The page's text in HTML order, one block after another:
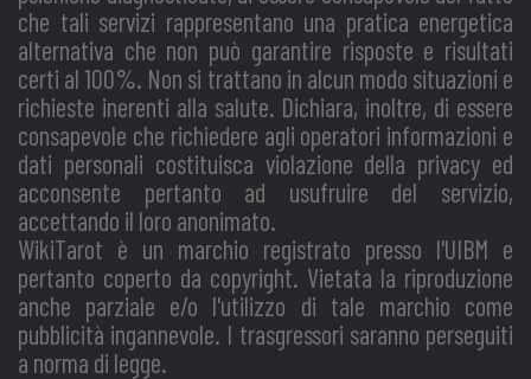
che tali servizi rappresentano una pratica energetica
alternativa che non può garantire risposte e risultati
certi al 100%. Non si trattano in alcun modo situazioni e
richieste inerenti alla salute. Dichiara, inoltre, di essere
consapevole che richiedere agli operatori informazioni e
dati personali costituisca violazione della privacy ed
acconsente pertanto ad usufruire del servizio,
accettando il loro anonimato.
WikiTarot è un marchio registrato presso l'UIBM e
pertanto coperto da copyright. Vietata la riproduzione
anche parziale e/o l'utilizzo di tale marchio come
pubblicità ingannevole. I trasgressori saranno perseguiti
a norma di legge.